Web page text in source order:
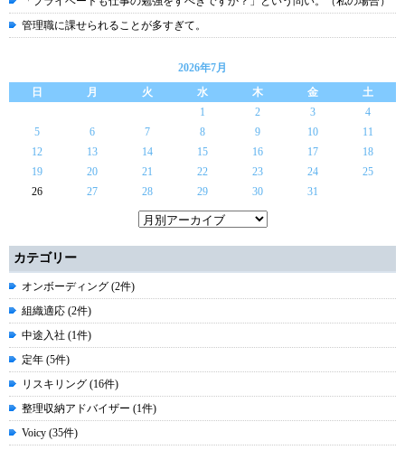
管理職に課せられることが多すぎて。
2026年7月
日
月 火 水 木 金
土
1
2 3
4
5
6 7 8 9 10
11
12
13 14 15 16 17
18
19
20 21 22 23 24
25
26
27 28 29 30 31
カテゴリー
オンボーディング (2件)
組織適応 (2件)
中途入社 (1件)
定年 (5件)
リスキリング (16件)
整理収納アドバイザー (1件)
Voicy (35件)